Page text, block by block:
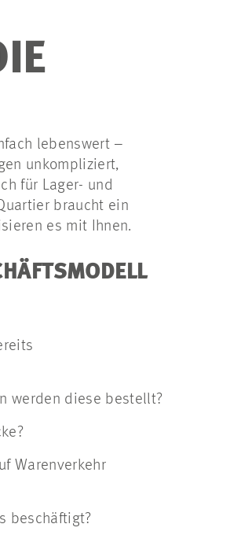
lebenswert –
unkompliziert,
für Lager- und
braucht ein
es mit Ihnen.
werden diese bestellt?
Warenverkehr
beschäftigt?